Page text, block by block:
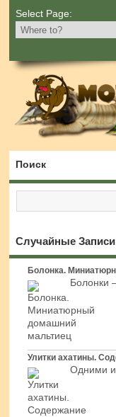
Select Page:
Поиск
Случайные Записи
Болонка.
Болонки
Улитки ахатины.
Одними